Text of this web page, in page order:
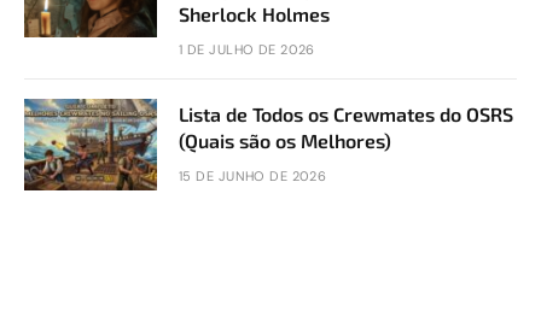
Sherlock Holmes
1 DE JULHO DE 2026
Lista de Todos os Crewmates do OSRS
(Quais são os Melhores)
15 DE JUNHO DE 2026